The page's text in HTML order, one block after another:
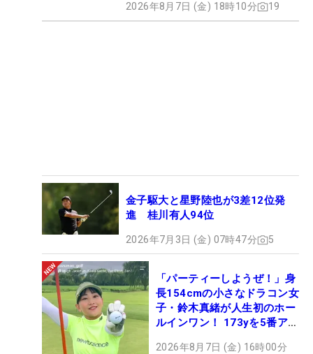
2026年8月7日 (金) 18時10分 19
金子駆大と星野陸也が3差12位発
進 桂川有人94位
2026年7月3日 (金) 07時47分 5
「パーティーしようぜ！」身
長154cmの小さなドラコン女
子・鈴木真緒が人生初のホー
ルインワン！ 173yを5番アイ
2026年8月7日 (金) 16時00分